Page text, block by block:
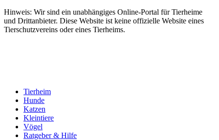
Hinweis: Wir sind ein unabhängiges Online-Portal für Tierheime
und Drittanbieter. Diese Website ist keine offizielle Website eines
Tierschutzvereins oder eines Tierheims.
Tierheim
Hunde
Katzen
Kleintiere
Vögel
Ratgeber & Hilfe